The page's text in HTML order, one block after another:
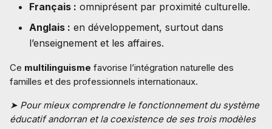
Français : omniprésent par proximité culturelle.
Anglais : en développement, surtout dans
l’enseignement et les affaires.
Ce multilinguisme favorise l’intégration naturelle des
familles et des professionnels internationaux.
➤ Pour mieux comprendre le fonctionnement du système
éducatif andorran et la coexistence de ses trois modèles